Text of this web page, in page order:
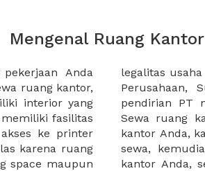
Mengenal Ruang Kantor
Anda
ruang kantor,
interior yang
fasilitas
ke printer
karena ruang
space maupun
Tanda Domisili
dan atau akte
usaha Anda.
proses sewa
yang akan anda
calon
untuk sewa